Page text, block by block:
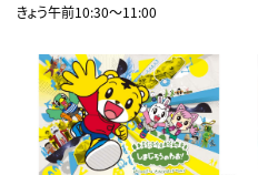
きょう午前10:30〜11:00